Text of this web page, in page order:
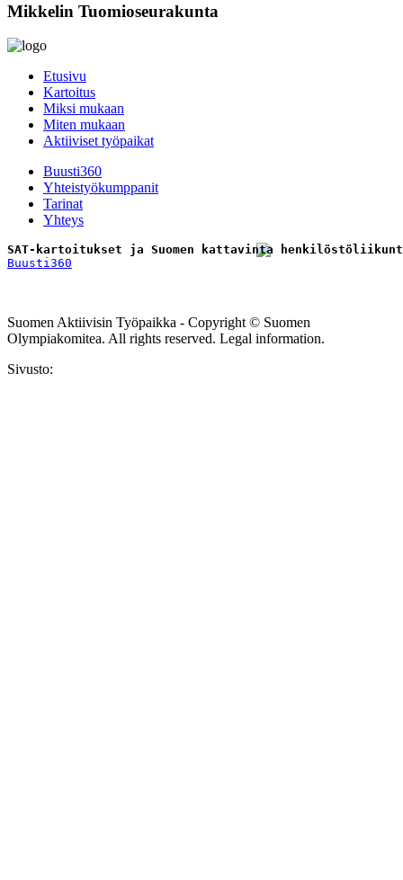
Mikkelin Tuomioseurakunta
Etusivu
Kartoitus
Miksi mukaan
Miten mukaan
Aktiiviset työpaikat
Buusti360
Yhteistyökumppanit
Tarinat
Yhteys
SAT-kartoitukset ja Suomen kattavinta
Buusti360
Suomen Aktiivisin Työpaikka - Copyright © Suomen
Olympiakomitea. All rights reserved. Legal information.
Sivusto: